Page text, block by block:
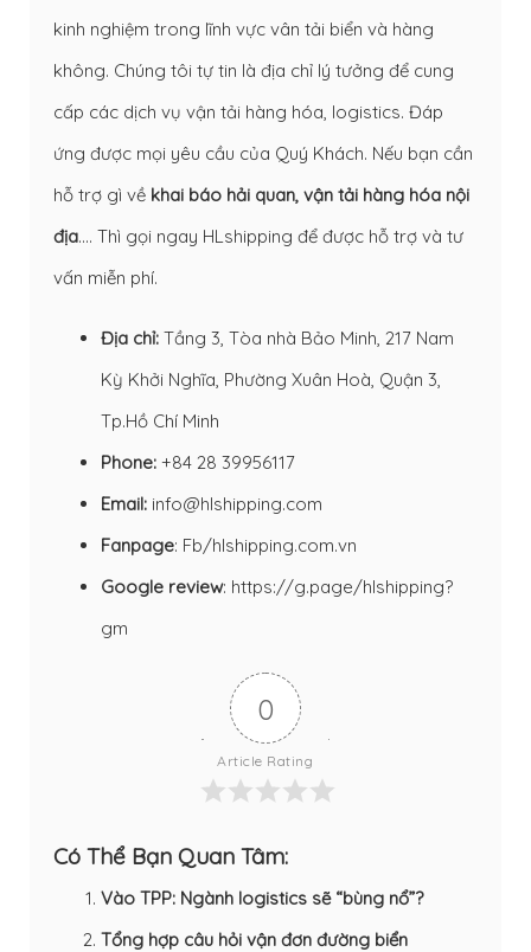
kinh nghiệm trong lĩnh vực vân tải biển và hàng
không. Chúng tôi tự tin là địa chỉ lý tưởng để cung
cấp các dịch vụ vận tải hàng hóa, logistics. Đáp
ứng được mọi yêu cầu của Quý Khách. Nếu bạn cần
hỗ trợ gì về khai báo hải quan, vận tải hàng hóa nội
địa…. Thì gọi ngay HLshipping để được hỗ trợ và tư
vấn miễn phí.
Địa chỉ: Tầng 3, Tòa nhà Bảo Minh, 217 Nam
Kỳ Khởi Nghĩa, Phường Xuân Hoà, Quận 3,
Tp.Hồ Chí Minh
Phone: +84 28 39956117
Email: info@hlshipping.com
Fanpage: Fb/hlshipping.com.vn
Google review: https://g.page/hlshipping?
gm
0
Article Rating
Có Thể Bạn Quan Tâm:
Vào TPP: Ngành logistics sẽ “bùng nổ”?
Tổng hợp câu hỏi vận đơn đường biển